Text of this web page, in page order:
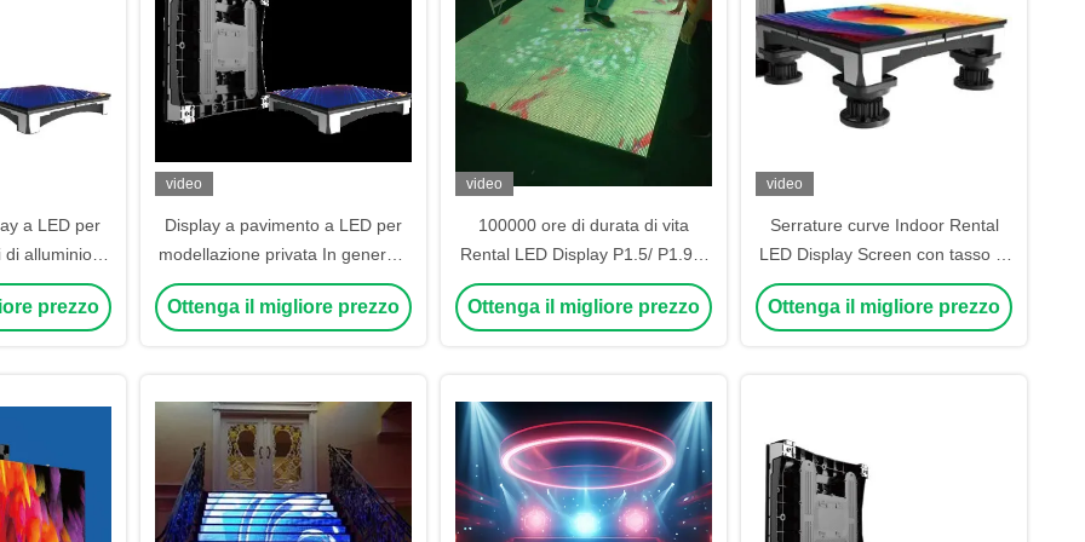
a LED per
di alluminio
Sala da
prezzo
video
Display a pavimento a LED per
modellazione privata In generale
in alluminio a fusione
Ottenga il migliore prezzo
video
100000 ore di durata di vita
Rental LED Display P1.5/ P1.95/
P2.3 / P2.6/ P2.9/ P3.91/ P4.81/
P5.95
Ottenga il migliore prezzo
video
Serrature curve Indoor Rental
LED Display Screen con tasso di
aggiornamento 1920-3840HZ
Ottenga il migliore prezzo